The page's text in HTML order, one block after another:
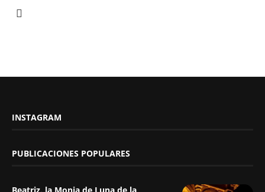
INSTAGRAM
PUBLICACIONES POPULARES